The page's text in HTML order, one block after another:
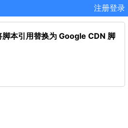
注册登录
本引用替换为 Google CDN 脚